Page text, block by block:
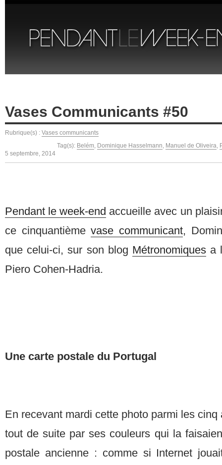
Vases Communicants #50
Rubrique(s) : Vases communicants
Tag(s): Belém, Dominique Hasselmann, Manuel de Oliveira,
5 septembre, 2014
Pendant le week-end accueille avec un
ce cinquantièmevase communicant,
que celui-ci, sur son blog Métronomiques a
Piero Cohen-Hadria.
Une carte postale du Portugal
En recevant mardi cette photo parmi les
tout de suite par ses couleurs qui la
postale ancienne : comme si Internet